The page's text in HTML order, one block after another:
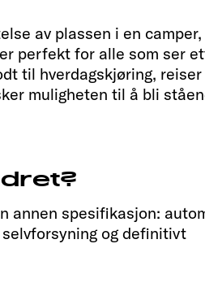
av plassen i en camper,
perfekt for alle som ser
til hverdagskjøring, reiser
muligheten til å bli
annen spesifikasjon:
og definitivt